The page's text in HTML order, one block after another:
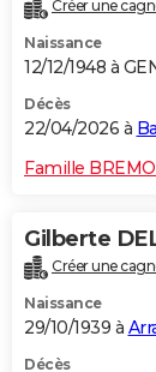
Créer une
Naissance
12/12/1948 à
Décès
22/04/2026 à
Famille
Gilberte
Créer une
Naissance
29/10/1939 à
Décès